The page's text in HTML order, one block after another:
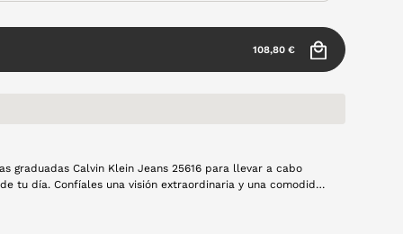
108,80 €
graduadas Calvin Klein Jeans 25616 para llevar a cabo
tu día. Confíales una visión extraordinaria y una comodidad
pocas. T easeguramos que lo recibirás de vuelta con